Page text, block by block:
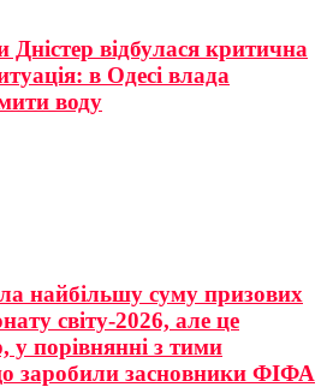
Дністер відбулася критична
в Одесі влада
воду
найбільшу суму призових
світу-2026, але це
у порівнянні з тими
заробили засновники ФІФА